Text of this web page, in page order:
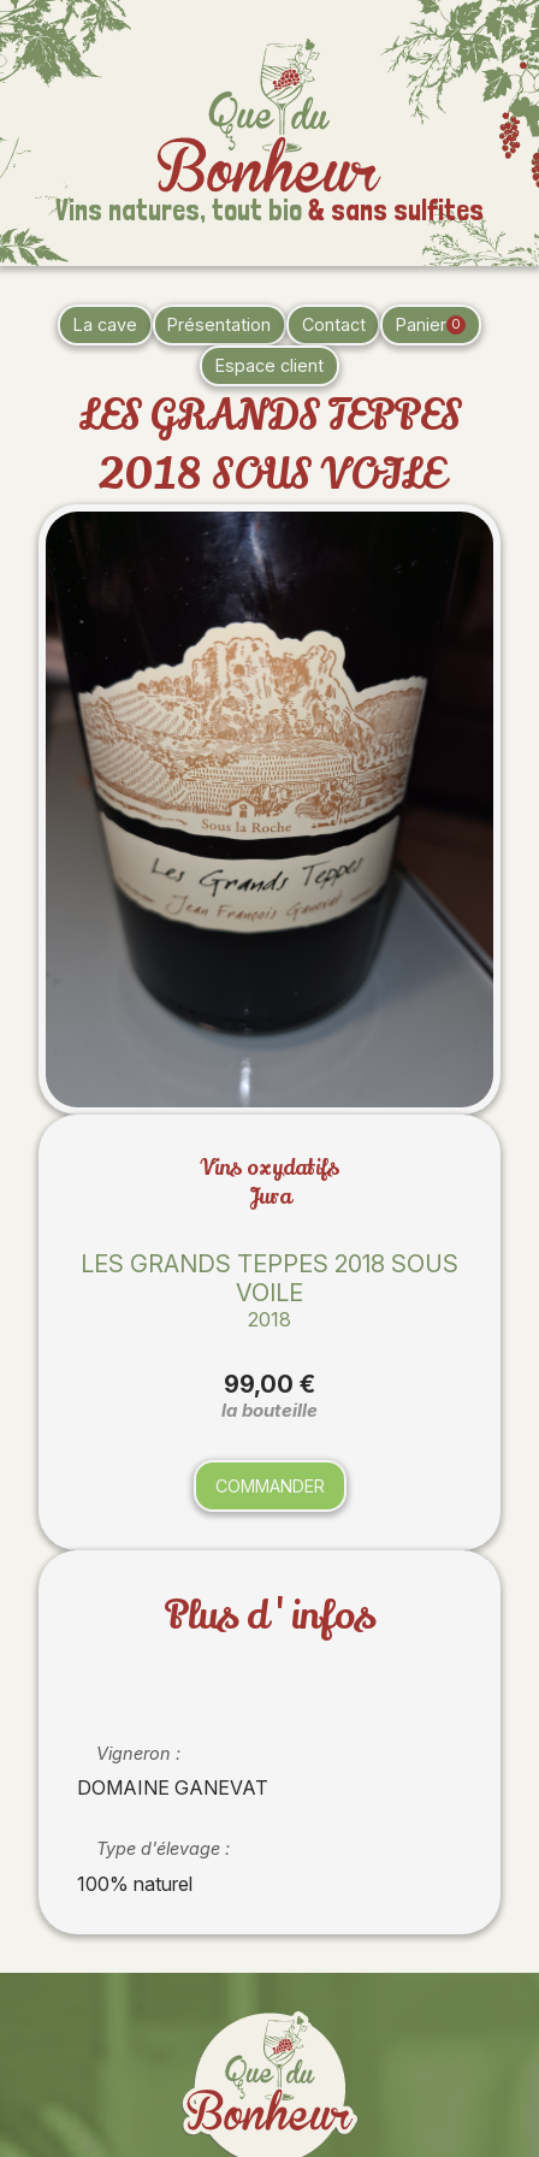
Vins natures, tout bio& sans sulfites
La cave Présentation Contact Panier 0
Espace client
LES GRANDS TEPPES
2018 SOUS VOILE
Vins oxydatifs
Jura
LES GRANDS TEPPES 2018 SOUS
VOILE
2018
99,00 €
la bouteille
COMMANDER
Plus d'infos
Vigneron :
DOMAINE GANEVAT
Type d'élevage :
100% naturel